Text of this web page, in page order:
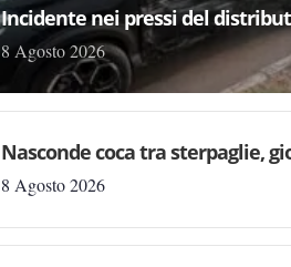
Incidente nei pressi del
8 Agosto 2026
Nasconde coca tra sterpaglie,
8 Agosto 2026